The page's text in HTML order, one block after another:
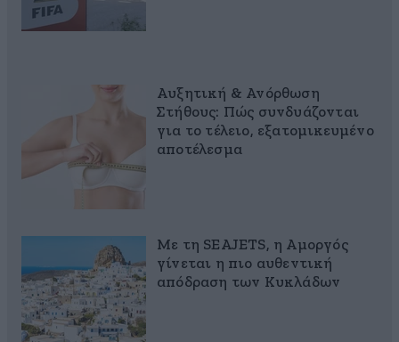
Αυξητική & Ανόρθωση
Στήθους: Πώς συνδυάζονται
για το τέλειο, εξατομικευμένο
αποτέλεσμα
Με τη SEAJETS, η Αμοργός
γίνεται η πιο αυθεντική
απόδραση των Κυκλάδων